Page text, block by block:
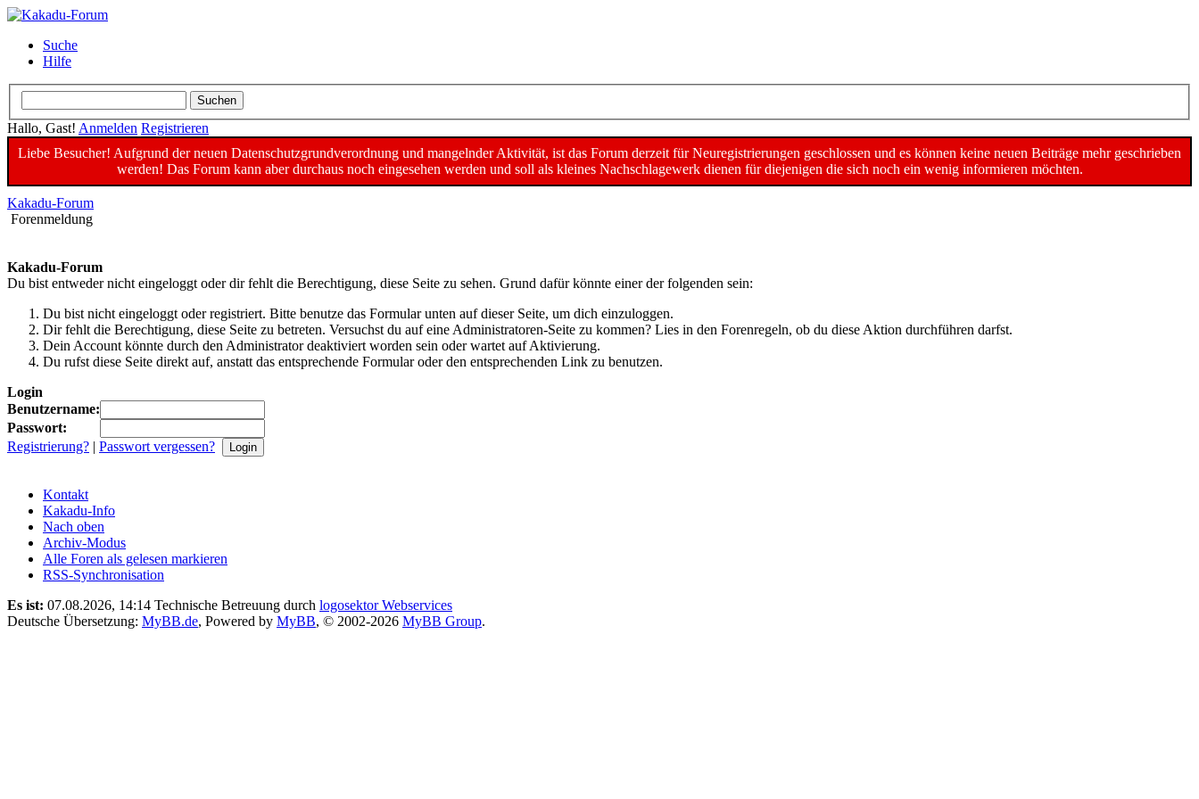
Suche
Hilfe
Hallo, Gast! Anmelden Registrieren
Liebe Besucher! Aufgrund der neuen Datenschutzgrundverordnung und mangelnder Aktivität, ist das Forum derzeit für Neuregistrierungen geschlossen und es können keine neuen Beiträge mehr geschrieben
werden! Das Forum kann aber durchaus noch eingesehen werden und soll als kleines Nachschlagewerk dienen für diejenigen die sich noch ein wenig informieren möchten.
Kakadu-Forum
Forenmeldung
Kakadu-Forum
Du bist entweder nicht eingeloggt oder dir fehlt die Berechtigung, diese Seite zu sehen. Grund dafür könnte einer der folgenden sein:
Du bist nicht eingeloggt oder registriert. Bitte benutze das Formular unten auf dieser Seite, um dich einzuloggen.
Dir fehlt die Berechtigung, diese Seite zu betreten. Versuchst du auf eine Administratoren-Seite zu kommen? Lies in den Forenregeln, ob du diese Aktion durchführen darfst.
Dein Account könnte durch den Administrator deaktiviert worden sein oder wartet auf Aktivierung.
Du rufst diese Seite direkt auf, anstatt das entsprechende Formular oder den entsprechenden Link zu benutzen.
Login
Benutzername:
Passwort:
Registrierung? | Passwort vergessen?
Kontakt
Kakadu-Info
Nach oben
Archiv-Modus
Alle Foren als gelesen markieren
RSS-Synchronisation
Es ist: 07.08.2026, 14:14 Technische Betreuung durch logosektor Webservices
Deutsche Übersetzung: MyBB.de, Powered by MyBB, © 2002-2026 MyBB Group.